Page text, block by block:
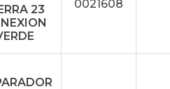
0021608